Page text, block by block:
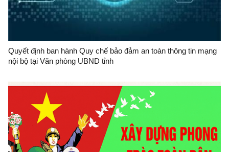
Quyết định ban hành Quy chế bảo đảm an toàn thông tin mạng
nội bộ tại Văn phòng UBND tỉnh